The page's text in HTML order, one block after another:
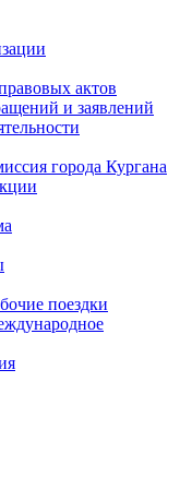
актов
и заявлений
города Кургана
поездки